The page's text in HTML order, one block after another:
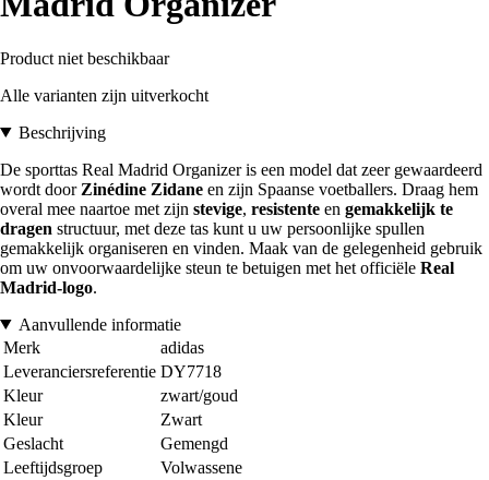
Product niet beschikbaar
Alle varianten zijn uitverkocht
Beschrijving
De sporttas Real Madrid Organizer is een model dat zeer gewaardeerd
wordt door Zinédine Zidane en zijn Spaanse voetballers. Draag hem
overal mee naartoe met zijn stevige, resistente en gemakkelijk te
dragen structuur, met deze tas kunt u uw persoonlijke spullen
gemakkelijk organiseren en vinden. Maak van de gelegenheid gebruik
om uw onvoorwaardelijke steun te betuigen met het officiële Real
Madrid-logo.
Aanvullende informatie
Merk
adidas
Leveranciersreferentie DY7718
Kleur
zwart/goud
Kleur
Zwart
Geslacht
Gemengd
Leeftijdsgroep
Volwassene